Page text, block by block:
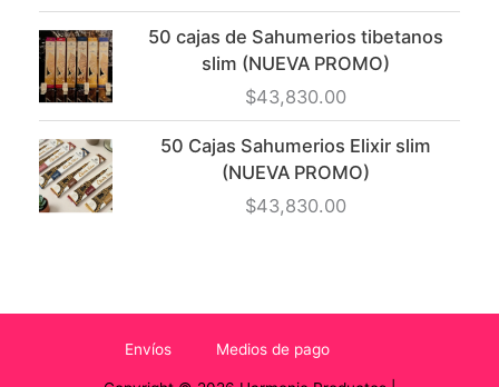
50 cajas de Sahumerios tibetanos
slim (NUEVA PROMO)
$43,830.00
50 Cajas Sahumerios Elixir slim
(NUEVA PROMO)
$43,830.00
Envíos Medios de pago